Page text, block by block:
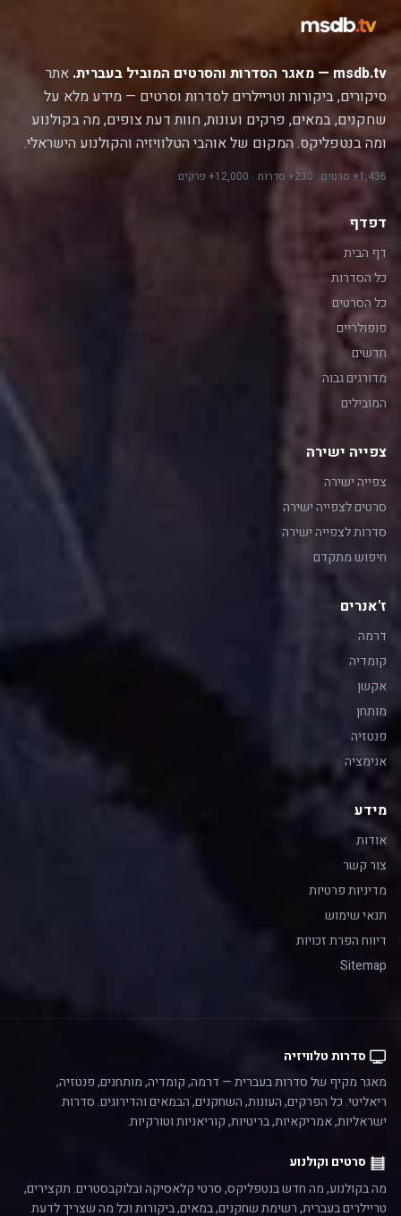
msdb.tv — מאגר הסדרות והסרטים המוביל בעברית.
אתר
סיקורים, ביקורות וטריילרים לסדרות וסרטים — מידע מלא על
שחקנים, במאים, פרקים ועונות, חוות דעת צופים, מה בקולנוע
ומה בנטפליקס. המקום של אוהבי הטלוויזיה והקולנוע הישראלי.
1,436+ סרטים · 230+ סדרות · 12,000+ פרקים
דפדף
דף הבית
כל הסדרות
כל הסרטים
פופולריים
חדשים
מדורגים גבוה
המובילים
צפייה ישירה
צפייה ישירה
סרטים לצפייה ישירה
סדרות לצפייה ישירה
חיפוש מתקדם
ז'אנרים
דרמה
קומדיה
אקשן
מותחן
פנטזיה
אנימציה
מידע
אודות
צור קשר
מדיניות פרטיות
תנאי שימוש
דיווח הפרת זכויות
Sitemap
סדרות טלוויזיה
מאגר מקיף של סדרות בעברית — דרמה, קומדיה, מותחנים, פנטזיה,
ריאליטי. כל הפרקים, העונות, השחקנים, הבמאים והדירוגים. סדרות
ישראליות, אמריקאיות, בריטיות, קוריאניות וטורקיות.
סרטים וקולנוע
מה בקולנוע, מה חדש בנטפליקס, סרטי קלאסיקה ובלוקבסטרים. תקצירים,
טריילרים בעברית, רשימת שחקנים, במאים, ביקורות וכל מה שצריך לדעת